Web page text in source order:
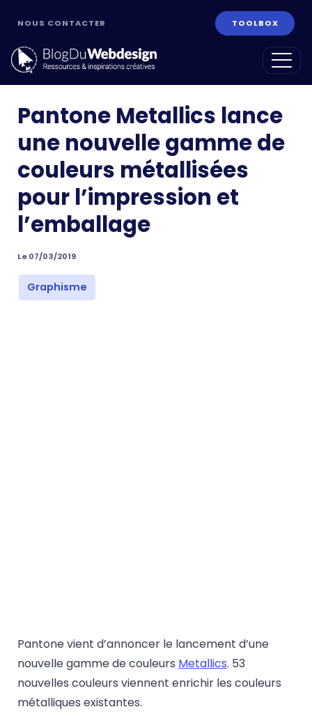
NOUS CONTACTER TOOLBOX
Pantone Metallics lance
une nouvelle gamme de
couleurs métallisées
pour l’impression et
l’emballage
Le 07/03/2019
Graphisme
Pantone vient d’annoncer le lancement d’une
nouvelle gamme de couleurs Metallics. 53
nouvelles couleurs viennent enrichir les couleurs
métalliques existantes.